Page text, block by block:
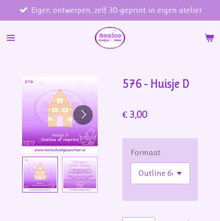
direct
naar
Eigen ontwerpen, zelf 3D-geprint in eigen atelier
576 - Huisje D
€ 3,00
Formaat